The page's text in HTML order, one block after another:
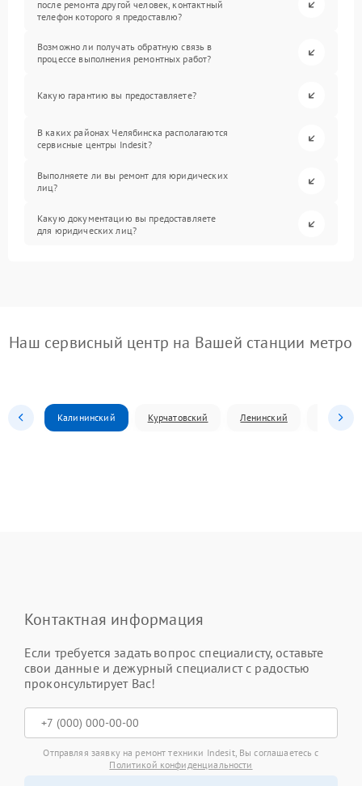
после ремонта другой человек, контактный
телефон которого я предоставлю?
Возможно ли получать обратную связь в
процессе выполнения ремонтных работ?
Какую гарантию вы предоставляете?
В каких районах Челябинска располагаются
сервисные центры Indesit?
Выполняете ли вы ремонт для юридических
лиц?
Какую документацию вы предоставляете
для юридических лиц?
Наш сервисный центр на Вашей станции метро
Калининский Курчатовский Ленинский
Контактная информация
Если требуется задать вопрос специалисту, оставьте
свои данные и дежурный специалист с радостью
проконсультирует Вас!
Отправляя заявку на ремонт техники Indesit, Вы соглашаетесь с
Политикой конфиденциальности